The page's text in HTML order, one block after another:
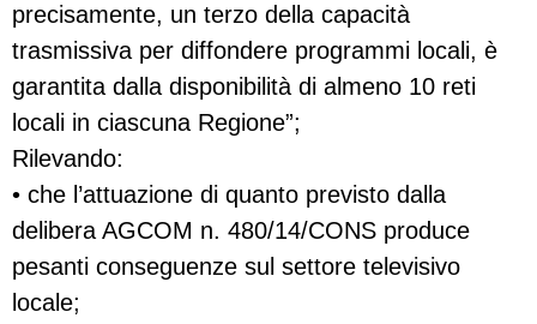
precisamente, un terzo della capacità
trasmissiva per diffondere programmi locali, è
garantita dalla disponibilità di almeno 10 reti
locali in ciascuna Regione”;
Rilevando:
• che l’attuazione di quanto previsto dalla
delibera AGCOM n. 480/14/CONS produce
pesanti conseguenze sul settore televisivo
locale;